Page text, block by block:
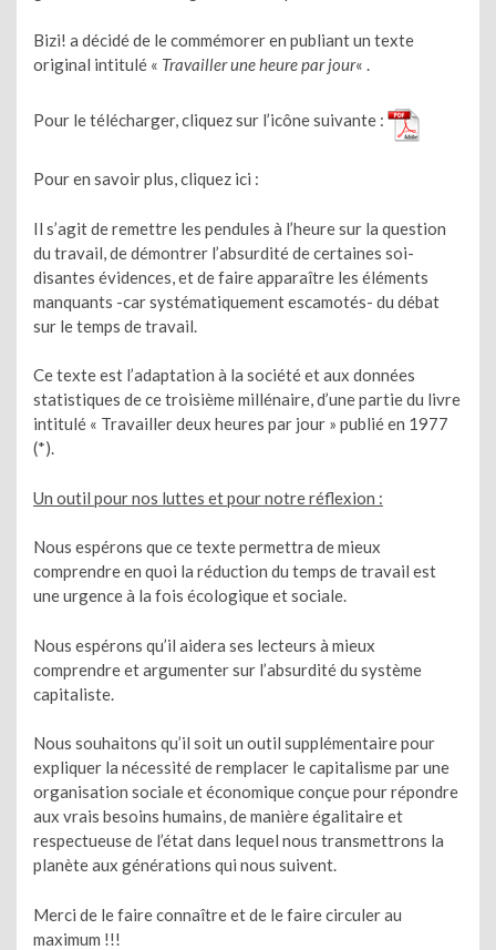
Bizi! a décidé de le commémorer en publiant un texte
original intitulé « Travailler une heure par jour« .
Pour le télécharger, cliquez sur l’icône suivante :
Pour en savoir plus, cliquez ici :
Il s’agit de remettre les pendules à l’heure sur la question
du travail, de démontrer l’absurdité de certaines soi-
disantes évidences, et de faire apparaître les éléments
manquants -car systématiquement escamotés- du débat
sur le temps de travail.
Ce texte est l’adaptation à la société et aux données
statistiques de ce troisième millénaire, d’une partie du livre
intitulé « Travailler deux heures par jour » publié en 1977
(*).
Un outil pour nos luttes et pour notre réflexion :
Nous espérons que ce texte permettra de mieux
comprendre en quoi la réduction du temps de travail est
une urgence à la fois écologique et sociale.
Nous espérons qu’il aidera ses lecteurs à mieux
comprendre et argumenter sur l’absurdité du système
capitaliste.
Nous souhaitons qu’il soit un outil supplémentaire pour
expliquer la nécessité de remplacer le capitalisme par une
organisation sociale et économique conçue pour répondre
aux vrais besoins humains, de manière égalitaire et
respectueuse de l’état dans lequel nous transmettrons la
planète aux générations qui nous suivent.
Merci de le faire connaître et de le faire circuler au
maximum !!!